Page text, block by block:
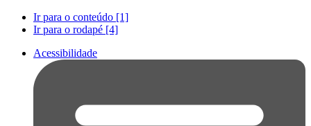
Ir para o conteúdo [1]
Ir para o rodapé [4]
Acessibilidade